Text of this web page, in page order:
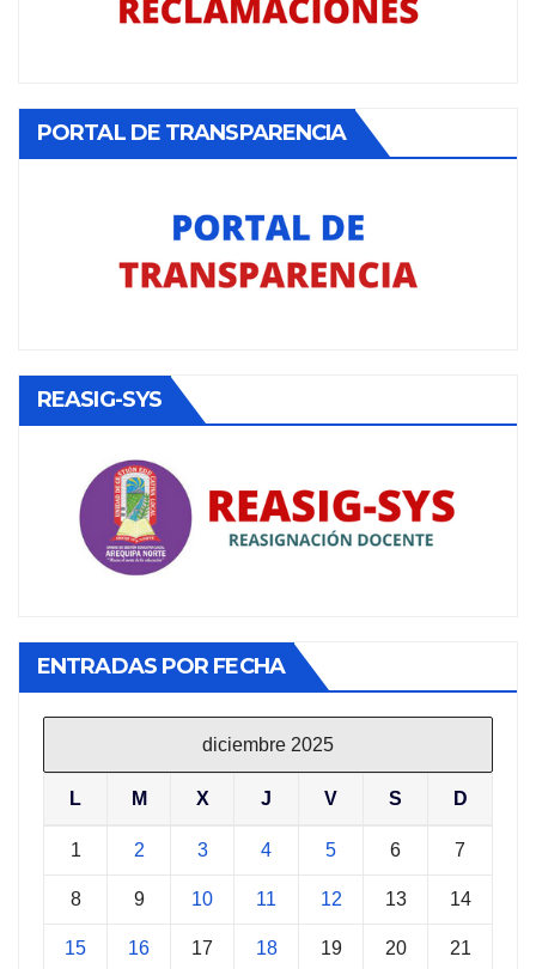
PORTAL DE TRANSPARENCIA
REASIG-SYS
ENTRADAS POR FECHA
diciembre 2025
L M X J V S D
1 2 3 4 5 6 7
8 9 10 11 12 13 14
15 16 17 18 19 20 21